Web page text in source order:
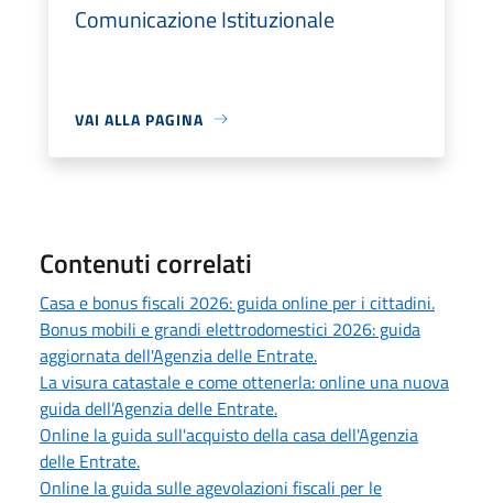
Comunicazione Istituzionale
VAI ALLA PAGINA
Contenuti correlati
Casa e bonus fiscali 2026: guida online per i cittadini.
Bonus mobili e grandi elettrodomestici 2026: guida
aggiornata dell'Agenzia delle Entrate.
La visura catastale e come ottenerla: online una nuova
guida dell’Agenzia delle Entrate.
Online la guida sull'acquisto della casa dell'Agenzia
delle Entrate.
Online la guida sulle agevolazioni fiscali per le